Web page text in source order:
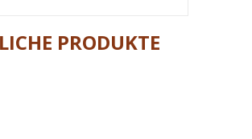
PRODUKTE